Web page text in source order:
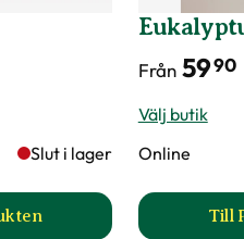
Slut i lager
Brudslöja produktsida
Från 5990
Välj butik
Online
Till